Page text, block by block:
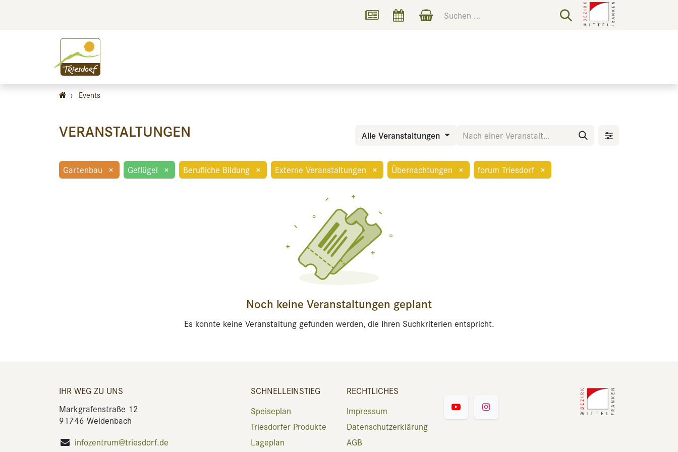
› Events
VERANSTALTUNGEN Alle Veranstaltungen
Gartenbau × Geflügel × Berufliche Bildung × Externe Veranstaltungen × Übernachtungen × forum Triesdorf ×
Noch keine Veranstaltungen geplant
Es konnte keine Veranstaltung gefunden werden, die Ihren Suchkriterien entspricht.
IHR WEG ZU UNS
Markgrafenstraße 12
91746 Weidenbach
infozentrum@triesdorf.de
SCHNELLEINSTIEG
Speiseplan
Triesdorfer Produkte
Lageplan
RECHTLICHES
Impressum
Datenschutzerklärung
AGB